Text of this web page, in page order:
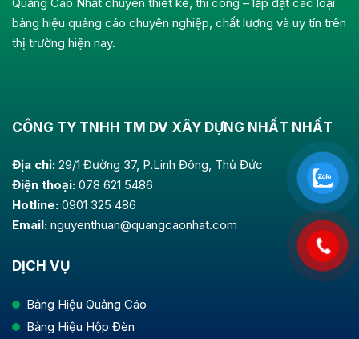
bảng hiệu quảng cáo chuyên nghiệp, chất lượng và uy tín trên
thị trường hiện nay.
CÔNG TY TNHH TM DV XÂY DỰNG NHẤT NHẤT
Địa chỉ: 29/1 Đường 37, P.Linh Đông, Thủ Đức
Điện thoại: 078 621 5486
Hotline: 0901 325 486
Email: nguyenthuan@quangcaonhat.com
DỊCH VỤ
Bảng Hiệu Quảng Cáo
Bảng Hiệu Hộp Đèn